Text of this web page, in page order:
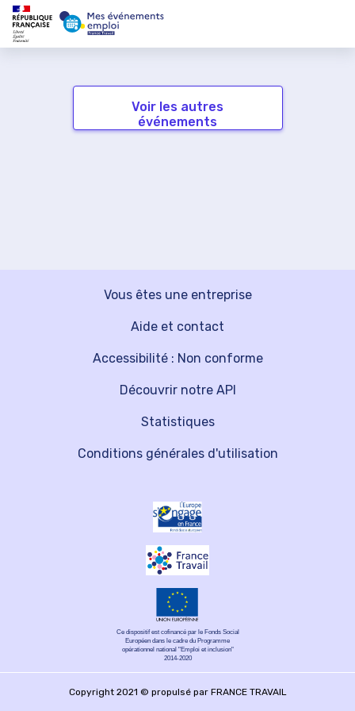
Voir les autres
événements
Vous êtes une entreprise
Découvrir notre API
Aide et contact
Statistiques
Accessibilité : Non conforme
Conditions générales d'utilisation
Ce dispositif est cofinancé par le Fonds Social
Européen dans le cadre du Programme
opérationnel national "Emploi et inclusion"
2014-2020
Copyright 2021 © propulsé par FRANCE TRAVAIL